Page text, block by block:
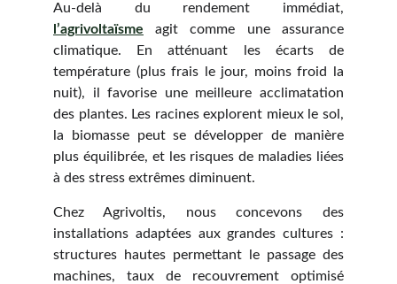
Au-delà du rendement immédiat,
l’agrivoltaïsme agit comme une assurance
climatique. En atténuant les écarts de
température (plus frais le jour, moins froid la
nuit), il favorise une meilleure acclimatation
des plantes. Les racines explorent mieux le sol,
la biomasse peut se développer de manière
plus équilibrée, et les risques de maladies liées
à des stress extrêmes diminuent.
Chez Agrivoltis, nous concevons des
installations adaptées aux grandes cultures :
structures hautes permettant le passage des
machines, taux de recouvrement optimisé